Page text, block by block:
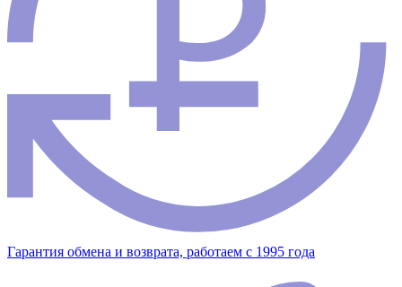
Гарантия обмена и возврата, работаем с 1995 года